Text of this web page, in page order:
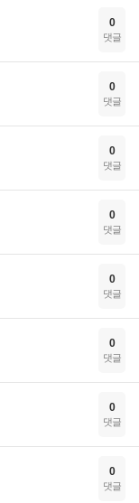
0
댓글
0
댓글
0
댓글
0
댓글
0
댓글
0
댓글
0
댓글
0
댓글